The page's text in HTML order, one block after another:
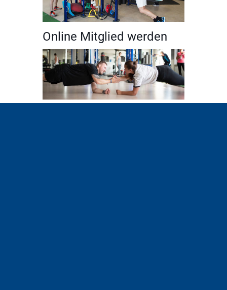
Online Mitglied werden